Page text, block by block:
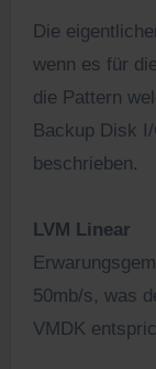
Die
wenn es für
die Pattern
Backup Disk
beschrieben.
LVM Linear
50mb/s, was
VMDK